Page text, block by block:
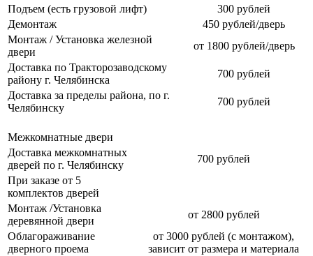
Подъем (есть грузовой лифт)
300 рублей
Демонтаж
450 рублей/дверь
Монтаж / Установка железной
двери
от 1800 рублей/дверь
Доставка по Тракторозаводскому
району г. Челябинска
700 рублей
Доставка за пределы района, по г.
Челябинску
700 рублей
Межкомнатные двери
Доставка межкомнатных
дверей по г. Челябинску
700 рублей
При заказе от 5
комплектов дверей
Монтаж /Установка
деревянной двери
от 2800 рублей
Облагораживание
дверного проема
от 3000 рублей (с монтажом),
зависит от размера и материала